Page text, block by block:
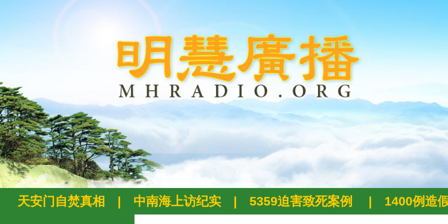
天安门自焚真相 | 中南海上访纪实 | 5359迫害致死案例 | 1400例造